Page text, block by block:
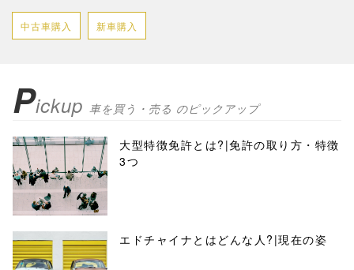
中古車購入 新車購入
Pickup 車を買う・売る のピックアップ
大型特徴免許とは?|免許の取り方・特徴
3つ
エドチャイナとはどんな人?|現在の姿